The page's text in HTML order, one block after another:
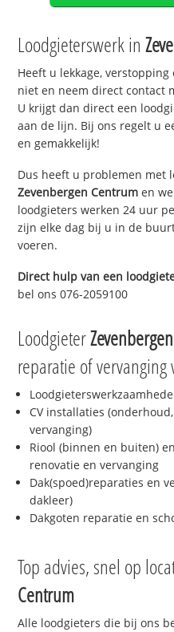
Loodgieterswerk in
Heeft u lekkage,
niet en neem direct contact
U krijgt dan direct een
aan de lijn. Bij ons regelt u
en gemakkelijk!
Dus heeft u problemen met
Zevenbergen Centrum en
loodgieters werken 24 uur
zijn elke dag bij u in de
voeren.
Direct hulp van een
bel ons 076-2059100
Loodgieter
reparatie of vervanging
CV installaties
vervanging)
Riool (binnen en buiten)
renovatie en vervanging
Dak(spoed)reparaties en
dakleer)
Dakgoten reparatie en
Top advies, snel op
Centrum
Alle loodgieters die bij ons